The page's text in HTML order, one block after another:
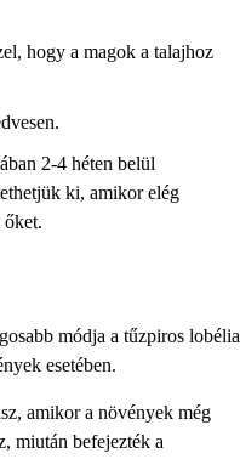
hogy a magok a talajhoz
2-4 héten belül
ki, amikor elég
őket.
módja a tűzpiros lobélia
esetében.
amikor a növények még
miután befejezték a